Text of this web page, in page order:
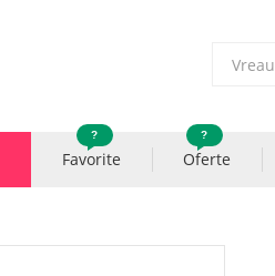
Favorite
?
Oferte
?